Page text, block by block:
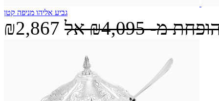
גביע אליהו מניפה קטן
₪2,867 מ-₪4,095 אל